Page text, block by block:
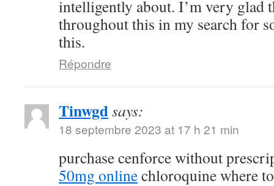
intelligently about. I’m very glad
throughout this in my search for
this.
Répondre
Tinwgdsays:
18 septembre 2023 at 17 h 21 min
purchase cenforce without
50mg onlinechloroquine where